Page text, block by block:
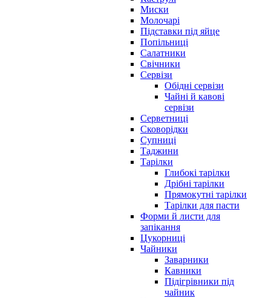
Миски
Молочарі
Підставки під яйце
Попільниці
Салатники
Свічники
Сервізи
Обідні сервізи
Чайні й кавові
сервізи
Серветниці
Сковорідки
Супниці
Таджини
Тарілки
Глибокі тарілки
Дрібні тарілки
Прямокутні тарілки
Тарілки для пасти
Форми й листи для
запікання
Цукорниці
Чайники
Заварники
Кавники
Підігрівники під
чайник